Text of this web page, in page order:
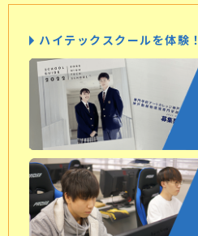
ハイテックスクールを体験！